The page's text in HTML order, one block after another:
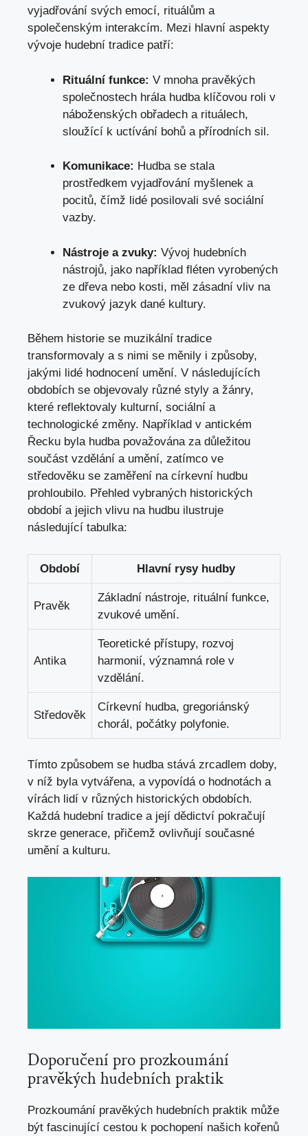
vyjadřování svých emocí, rituálům a
společenským ‌interakcím. Mezi hlavní aspekty
vývoje hudební tradice patří:
Rituální funkce: V mnoha pravěkých
společnostech hrála hudba klíčovou roli v
náboženských obřadech ⁤a rituálech,
sloužící k uctívání bohů a přírodních sil.
Komunikace: ⁣Hudba se stala
prostředkem vyjadřování myšlenek ⁤a‍
pocitů, čímž lidé posilovali své sociální
vazby.
Nástroje a zvuky: ‌Vývoj ​hudebních
nástrojů, jako například​ fléten vyrobených
ze‍ dřeva nebo kosti, ⁤měl zásadní vliv na
zvukový jazyk dané kultury.
Během historie se‌ muzikální tradice
transformovaly a s nimi se měnily⁣ i způsoby,
jakými lidé hodnocení umění. V následujících
‌obdobích se objevovaly různé styly a ‌žánry,
které reflektovaly ⁢kulturní, sociální a
technologické změny. Například v antickém
Řecku byla hudba považována za důležitou
součást vzdělání‌ a umění, zatímco ve
středověku se⁢ zaměření na ⁣církevní hudbu
prohloubilo.​ Přehled vybraných historických
období a jejich vlivu na hudbu ilustruje
následující tabulka:
Období Hlavní rysy hudby
Pravěk
Základní ⁢nástroje, rituální funkce,
zvukové umění.
Antika
Teoretické přístupy, rozvoj
harmonií, významná ‌role v
vzdělání.
Středověk
Církevní hudba, gregoriánský
chorál, počátky polyfonie.
Tímto způsobem se hudba stává zrcadlem doby,
v níž byla ⁣vytvářena, a ‌vypovídá o hodnotách a
vírách lidí ​v různých ⁤historických obdobích.​
Každá ⁣hudební tradice​ a její dědictví⁣ pokračují
skrze generace, přičemž ovlivňují současné
umění a kulturu.
Doporučení pro prozkoumání
pravěkých ⁢hudebních praktik
Prozkoumání pravěkých hudebních‌ praktik může‌
být fascinující cestou k pochopení našich ‍kořenů